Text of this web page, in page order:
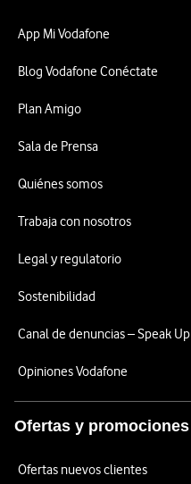
App Mi Vodafone
Blog Vodafone Conéctate
Plan Amigo
Sala de Prensa
Quiénes somos
Trabaja con nosotros
Legal y regulatorio
Sostenibilidad
Canal de denuncias – Speak Up
Opiniones Vodafone
Ofertas y promociones
Ofertas nuevos clientes